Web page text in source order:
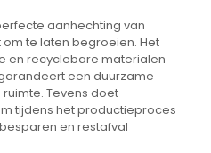
aanhechting van
te laten begroeien. Het
en recyclebare materialen
een duurzame
Tevens doet
tijdens het productieproces
en restafval